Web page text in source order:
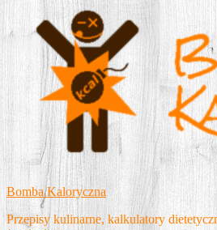
content
Bomba Kaloryczna
Przepisy kulinarne, kalkulatory